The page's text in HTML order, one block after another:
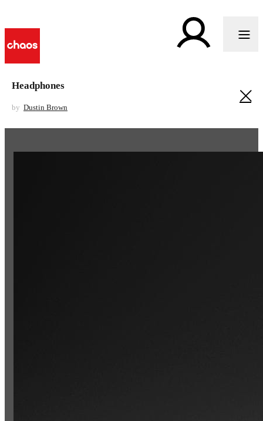
Headphones
by Dustin Brown